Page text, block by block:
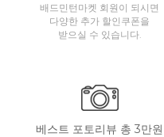
배드민턴마켓 회원이 되시면
다양한 추가 할인쿠폰을
받으실 수 있습니다.
베스트 포토리뷰 총 3만원